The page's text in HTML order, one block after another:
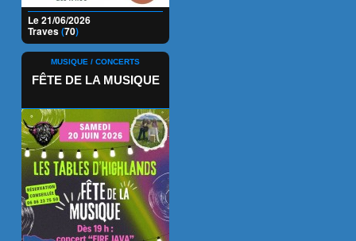
Le 21/06/2026
Traves(70)
MUSIQUE / CONCERTS
FÊTE DE LA MUSIQUE